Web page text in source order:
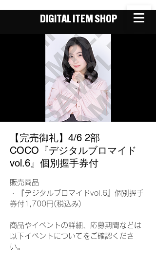
DIGITAL ITEM SHOP
【完売御礼】4/6 2部
COCO『デジタルブロマイド
vol.6』個別握手券付
販売商品
・『デジタルブロマイドvol.6』個別握手
券付1,700円(税込み)
商品やイベントの詳細、応募期間などは
以下イベントについてをご確認くださ
い。